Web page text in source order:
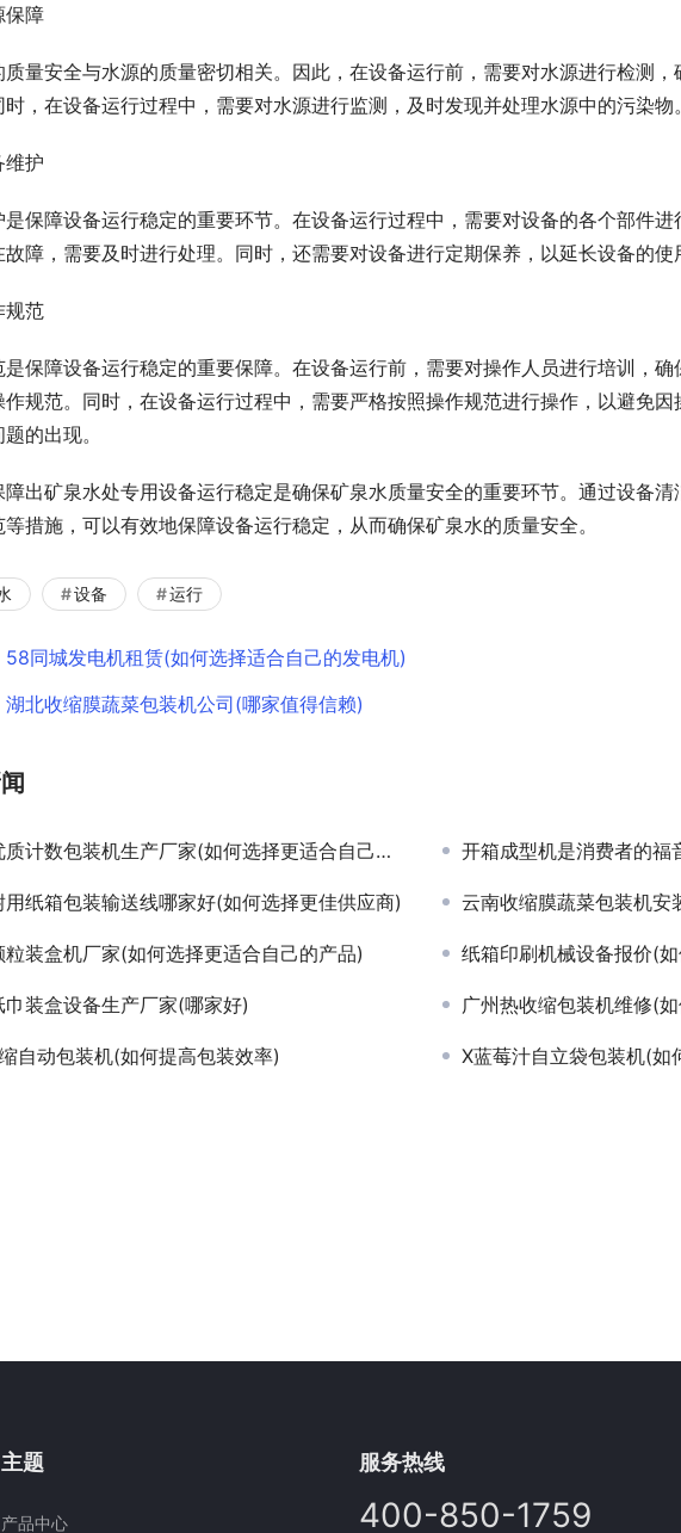
保障
质量安全与水源的质量密切相关。因此，在设备运行前，需要对水源进行检测
，在设备运行过程中，需要对水源进行监测，及时发现并处理水源中的污染物。
维护
是保障设备运行稳定的重要环节。在设备运行过程中，需要对设备的各个部件
障，需要及时进行处理。同时，还需要对设备进行定期保养，以延长设备的使
规范
是保障设备运行稳定的重要保障。在设备运行前，需要对操作人员进行培训，
作规范。同时，在设备运行过程中，需要严格按照操作规范进行操作，以避免
的出现。
障出矿泉水处专用设备运行稳定是确保矿泉水质量安全的重要环节。通过设备
措施，可以有效地保障设备运行稳定，从而确保矿泉水的质量安全。
设备 运行
58同城发电机租赁(如何选择适合自己的发电机)
湖北收缩膜蔬菜包装机公司(哪家值得信赖)
计数包装机生产厂家(如何选择更适合自己的产品) 开箱成型机是消费者的福
用纸箱包装输送线哪家好(如何选择更佳供应商) 云南收缩膜蔬菜包装机安
粒装盒机厂家(如何选择更适合自己的产品) 纸箱印刷机械设备报价(
巾装盒设备生产厂家(哪家好) 广州热收缩包装机维修(
自动包装机(如何提高包装效率) X蓝莓汁自立袋包装机(如
主题
产品中心
服务热线
400-850-1759